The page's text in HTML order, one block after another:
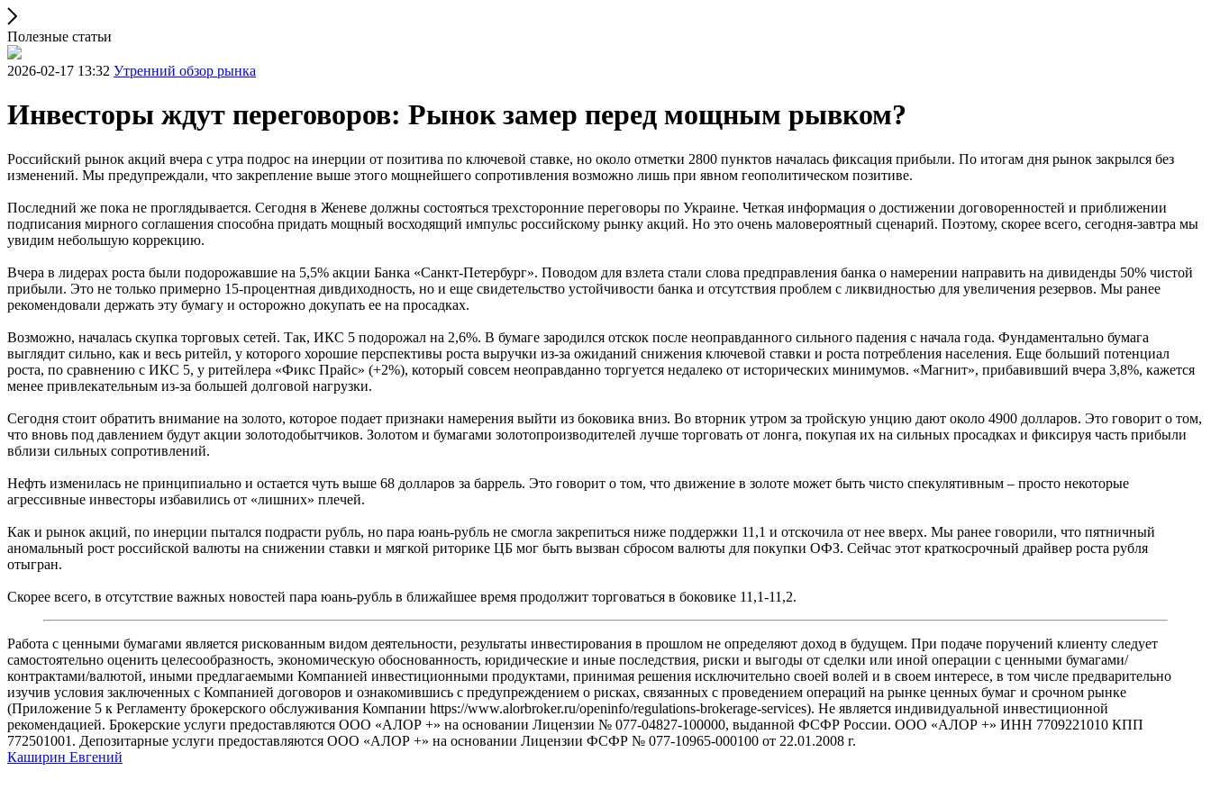
Полезные статьи
2026-02-17 13:32 Утренний обзор рынка
Инвесторы ждут переговоров: Рынок замер перед мощным рывком?
Российский рынок акций вчера с утра подрос на инерции от позитива по ключевой ставке, но около отметки 2800 пунктов началась фиксация прибыли. По итогам дня рынок закрылся без
изменений. Мы предупреждали, что закрепление выше этого мощнейшего сопротивления возможно лишь при явном геополитическом позитиве.
Последний же пока не проглядывается. Сегодня в Женеве должны состояться трехсторонние переговоры по Украине. Четкая информация о достижении договоренностей и приближении
подписания мирного соглашения способна придать мощный восходящий импульс российскому рынку акций. Но это очень маловероятный сценарий. Поэтому, скорее всего, сегодня-завтра мы
увидим небольшую коррекцию.
Вчера в лидерах роста были подорожавшие на 5,5% акции Банка «Санкт-Петербург». Поводом для взлета стали слова предправления банка о намерении направить на дивиденды 50% чистой
прибыли. Это не только примерно 15-процентная дивдиходность, но и еще свидетельство устойчивости банка и отсутствия проблем с ликвидностью для увеличения резервов. Мы ранее
рекомендовали держать эту бумагу и осторожно докупать ее на просадках.
Возможно, началась скупка торговых сетей. Так, ИКС 5 подорожал на 2,6%. В бумаге зародился отскок после неоправданного сильного падения с начала года. Фундаментально бумага
выглядит сильно, как и весь ритейл, у которого хорошие перспективы роста выручки из-за ожиданий снижения ключевой ставки и роста потребления населения. Еще больший потенциал
роста, по сравнению с ИКС 5, у ритейлера «Фикс Прайс» (+2%), который совсем неоправданно торгуется недалеко от исторических минимумов. «Магнит», прибавивший вчера 3,8%, кажется
менее привлекательным из-за большей долговой нагрузки.
Сегодня стоит обратить внимание на золото, которое подает признаки намерения выйти из боковика вниз. Во вторник утром за тройскую унцию дают около 4900 долларов. Это говорит о том,
что вновь под давлением будут акции золотодобытчиков. Золотом и бумагами золотопроизводителей лучше торговать от лонга, покупая их на сильных просадках и фиксируя часть прибыли
вблизи сильных сопротивлений.
Нефть изменилась не принципиально и остается чуть выше 68 долларов за баррель. Это говорит о том, что движение в золоте может быть чисто спекулятивным – просто некоторые
агрессивные инвесторы избавились от «лишних» плечей.
Как и рынок акций, по инерции пытался подрасти рубль, но пара юань-рубль не смогла закрепиться ниже поддержки 11,1 и отскочила от нее вверх. Мы ранее говорили, что пятничный
аномальный рост российской валюты на снижении ставки и мягкой риторике ЦБ мог быть вызван сбросом валюты для покупки ОФЗ. Сейчас этот краткосрочный драйвер роста рубля
отыгран.
Скорее всего, в отсутствие важных новостей пара юань-рубль в ближайшее время продолжит торговаться в боковике 11,1-11,2.
Работа с ценными бумагами является рискованным видом деятельности, результаты инвестирования в прошлом не определяют доход в будущем. При подаче поручений клиенту следует
самостоятельно оценить целесообразность, экономическую обоснованность, юридические и иные последствия, риски и выгоды от сделки или иной операции с ценными бумагами/
контрактами/валютой, иными предлагаемыми Компанией инвестиционными продуктами, принимая решения исключительно своей волей и в своем интересе, в том числе предварительно
изучив условия заключенных с Компанией договоров и ознакомившись с предупреждением о рисках, связанных с проведением операций на рынке ценных бумаг и срочном рынке
(Приложение 5 к Регламенту брокерского обслуживания Компании https://www.alorbroker.ru/openinfo/regulations-brokerage-services). Не является индивидуальной инвестиционной
рекомендацией. Брокерские услуги предоставляются ООО «АЛОР +» на основании Лицензии № 077-04827-100000, выданной ФСФР России. ООО «АЛОР +» ИНН 7709221010 КПП
772501001. Депозитарные услуги предоставляются ООО «АЛОР +» на основании Лицензии ФСФР № 077-10965-000100 от 22.01.2008 г.
Каширин Евгений